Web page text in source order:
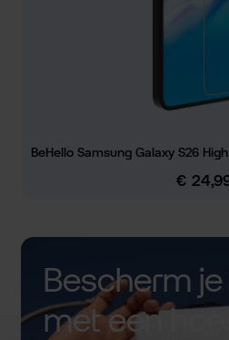
BeHello Samsung Galaxy S26
Normale
€
Bescherm
met een